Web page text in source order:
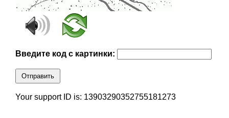
Введите код с картинки:
Отправить
Your support ID is: 13903290352755181273